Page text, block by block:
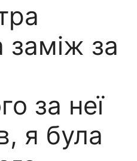
заміж за
за неї
я була